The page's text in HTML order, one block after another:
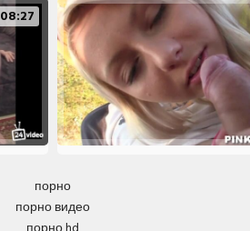
08:27
порно
порно видео